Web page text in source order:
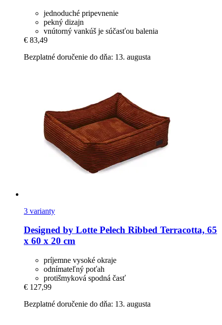
jednoduché pripevnenie
pekný dizajn
vnútorný vankúš je súčasťou balenia
€ 83,49
Bezplatné doručenie do dňa: 13. augusta
3 varianty
Designed by Lotte Pelech Ribbed Terracotta, 65
x 60 x 20 cm
príjemne vysoké okraje
odnímateľný poťah
protišmyková spodná časť
€ 127,99
Bezplatné doručenie do dňa: 13. augusta